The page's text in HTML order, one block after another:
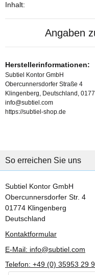
Inhalt:
Angaben
Herstellerinformationen:
Subtiel Kontor GmbH
Obercunnersdorfer Straße 4
Klingenberg, Deutschland,
info@subtiel.com
https://subtiel-shop.de
So erreichen Sie uns
Subtiel Kontor GmbH
Obercunnersdorfer Str. 4
01774 Klingenberg
Deutschland
Kontaktformular
E-Mail: info@subtiel.com
Telefon: +49 (0) 35953 29